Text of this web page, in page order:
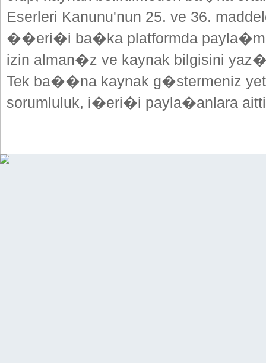
Eserleri Kanunu'nun 25. ve 36.
��eri�i ba�ka platformda
izin alman�z ve kaynak bilgisini
Tek ba��na kaynak g�stermeniz
sorumluluk, i�eri�i payla�anlara